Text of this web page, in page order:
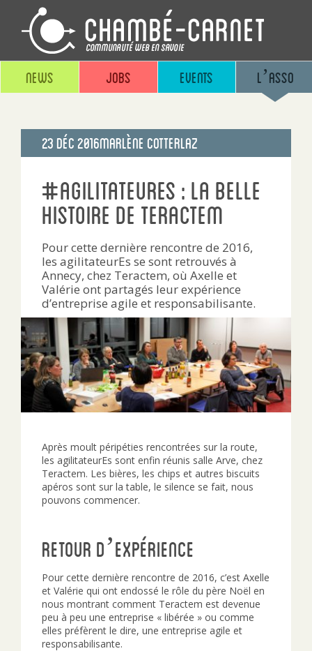
News Jobs Events L’asso
Publié
23 Déc 2016Marlène Cotterlaz
#agilitateurEs : La belle
histoire de Teractem
Pour cette dernière rencontre de 2016,
les agilitateurEs se sont retrouvés à
Annecy, chez Teractem, où Axelle et
Valérie ont partagés leur expérience
d’entreprise agile et responsabilisante.
Après moult péripéties rencontrées sur la route,
les agilitateurEs sont enfin réunis salle Arve, chez
Teractem. Les bières, les chips et autres biscuits
apéros sont sur la table, le silence se fait, nous
pouvons commencer.
Retour d’expérience
Pour cette dernière rencontre de 2016, c’est Axelle
et Valérie qui ont endossé le rôle du père Noël en
nous montrant comment Teractem est devenue
peu à peu une entreprise « libérée » ou comme
elles préfèrent le dire, une entreprise agile et
responsabilisante.